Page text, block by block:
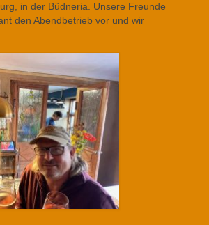
in der Büdneria. Unsere Freunde
den Abendbetrieb vor und wir